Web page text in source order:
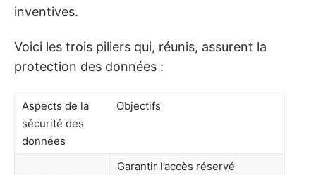
inventives.
Voici les trois piliers qui, réunis, assurent la
protection des données :
Aspects de la
sécurité des
données
Objectifs
Garantir l’accès réservé